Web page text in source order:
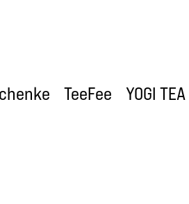
TeeFee YOGI TEA